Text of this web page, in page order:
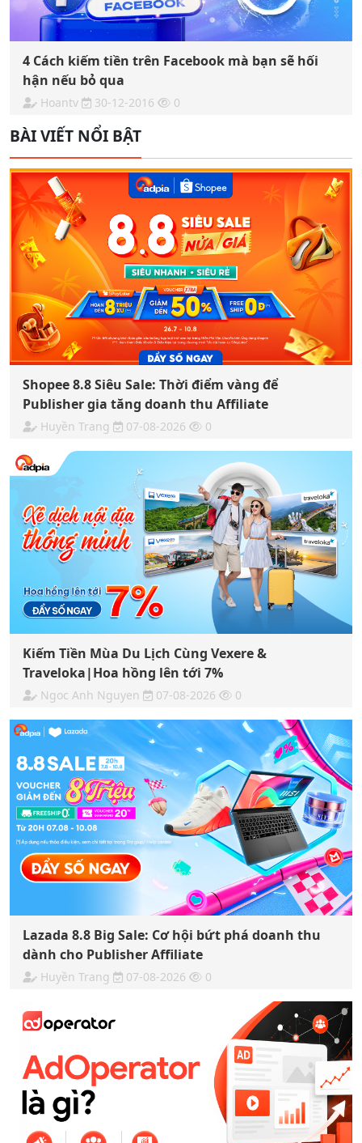
4 Cách kiếm tiền trên Facebook mà bạn sẽ hối
hận nếu bỏ qua
Hoantv 30-12-2016 0
BÀI VIẾT NỔI BẬT
Shopee 8.8 Siêu Sale: Thời điểm vàng để
Publisher gia tăng doanh thu Affiliate
Huyền Trang 07-08-2026 0
Kiếm Tiền Mùa Du Lịch Cùng Vexere &
Traveloka|Hoa hồng lên tới 7%
Ngoc Anh Nguyen 07-08-2026 0
Lazada 8.8 Big Sale: Cơ hội bứt phá doanh thu
dành cho Publisher Affiliate
Huyền Trang 07-08-2026 0